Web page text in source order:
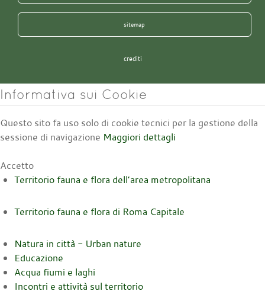
sitemap
crediti
Informativa sui Cookie
Questo sito fa uso solo di cookie tecnici per la gestione della
sessione di navigazione Maggiori dettagli
Accetto
Territorio fauna e flora dell’area metropolitana
Territorio fauna e flora di Roma Capitale
Natura in città - Urban nature
Educazione
Acqua fiumi e laghi
Incontri e attività sul territorio